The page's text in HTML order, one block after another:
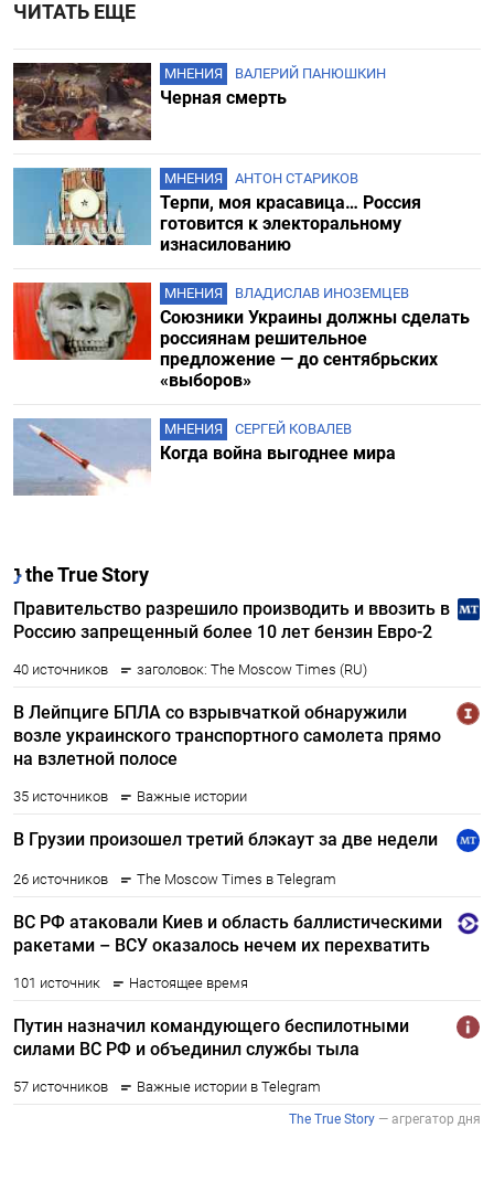
ЧИТАТЬ ЕЩЕ
МНЕНИЯ ВАЛЕРИЙ ПАНЮШКИН
Черная смерть
МНЕНИЯ АНТОН СТАРИКОВ
Терпи, моя красавица… Россия
готовится к электоральному
изнасилованию
МНЕНИЯ ВЛАДИСЛАВ ИНОЗЕМЦЕВ
Союзники Украины должны сделать
россиянам решительное
предложение — до сентябрьских
«выборов»
МНЕНИЯ СЕРГЕЙ КОВАЛЕВ
Когда война выгоднее мира